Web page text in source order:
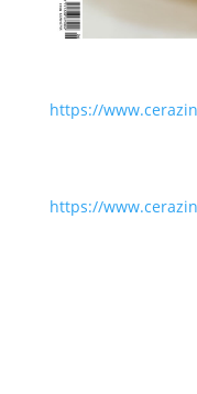
https://
https://